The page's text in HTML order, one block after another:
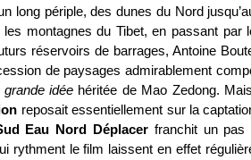
long périple, des dunes du Nord
les montagnes du Tibet, en passant par
réservoirs de barrages, Antoine
de paysages admirablement
grande idée héritée de Mao Zedong.
reposait essentiellement sur la
Eau Nord Déplacerfranchit un pas
rythment le film laissent en effet